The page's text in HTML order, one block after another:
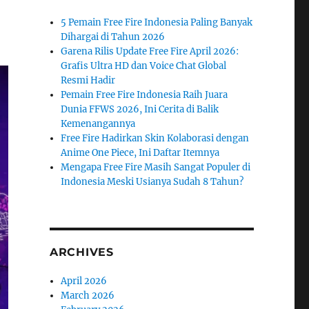
5 Pemain Free Fire Indonesia Paling Banyak
Dihargai di Tahun 2026
Garena Rilis Update Free Fire April 2026:
Grafis Ultra HD dan Voice Chat Global
Resmi Hadir
Pemain Free Fire Indonesia Raih Juara
Dunia FFWS 2026, Ini Cerita di Balik
Kemenangannya
Free Fire Hadirkan Skin Kolaborasi dengan
Anime One Piece, Ini Daftar Itemnya
Mengapa Free Fire Masih Sangat Populer di
Indonesia Meski Usianya Sudah 8 Tahun?
ARCHIVES
April 2026
March 2026